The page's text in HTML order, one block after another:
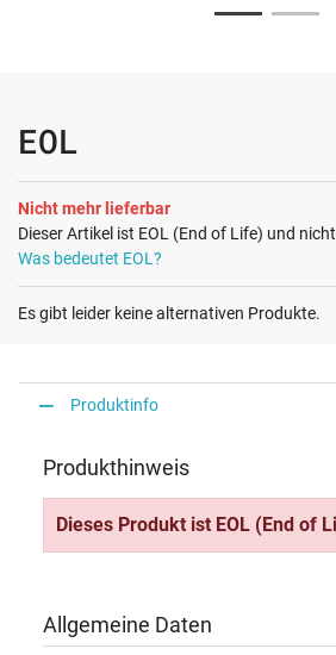
EOL
Nicht mehr lieferbar
Dieser Artikel ist EOL (End of Life) und
Was bedeutet EOL?
Es gibt leider keine alternativen Produkte.
Produktinfo
Produkthinweis
Dieses Produkt ist EOL (End of
Allgemeine Daten